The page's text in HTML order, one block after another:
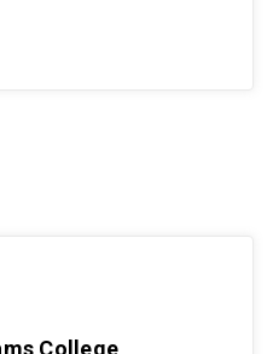
College